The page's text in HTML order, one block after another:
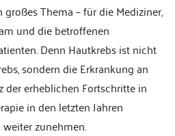
Thema – für die Mediziner,
und die betroffenen
Denn Hautkrebs ist nicht
sondern die Erkrankung an
der erheblichen Fortschritte in
in den letzten Jahren
zunehmen.